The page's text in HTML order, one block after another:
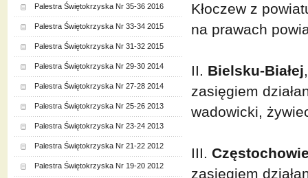
Kłoczew z
na prawach
II. Bielsku-Białej
zasięgiem
wadowicki,
III.
zasięgiem
Palestra Świętokrzyska Nr 35-36 2016
Palestra Świętokrzyska Nr 33-34 2015
Palestra Świętokrzyska Nr 31-32 2015
Palestra Świętokrzyska Nr 29-30 2014
Palestra Świętokrzyska Nr 27-28 2014
Palestra Świętokrzyska Nr 25-26 2013
Palestra Świętokrzyska Nr 23-24 2013
Palestra Świętokrzyska Nr 21-22 2012
Palestra Świętokrzyska Nr 19-20 2012